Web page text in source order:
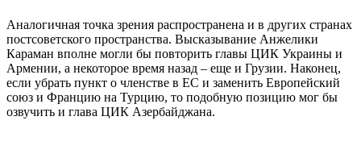
Аналогичная точка зрения распространена и в других странах
постсоветского пространства. Высказывание Анжелики
Караман вполне могли бы повторить главы ЦИК Украины и
Армении, а некоторое время назад – еще и Грузии. Наконец,
если убрать пункт о членстве в ЕС и заменить Европейский
союз и Францию на Турцию, то подобную позицию мог бы
озвучить и глава ЦИК Азербайджана.